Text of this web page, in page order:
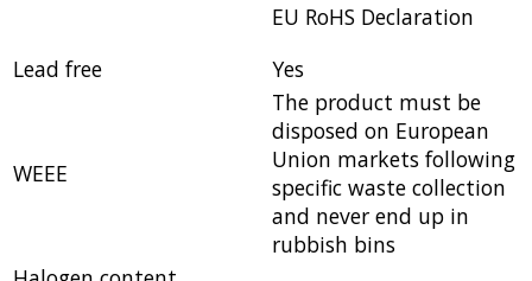
EU RoHS Declaration
Lead free
Yes
WEEE
The product must be
disposed on European
Union markets following
specific waste collection
and never end up in
rubbish bins